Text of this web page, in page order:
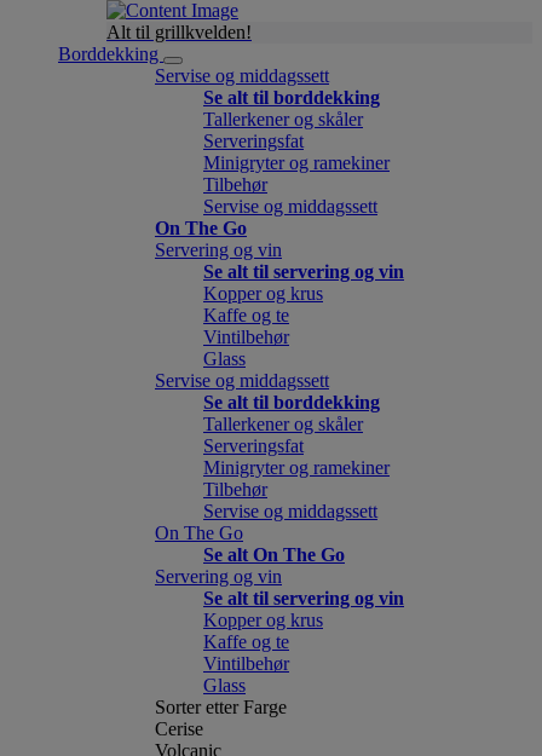
Alt til grillkvelden!
Borddekking
Servise og middagssett
Se alt til borddekking
Tallerkener og skåler
Serveringsfat
Minigryter og ramekiner
Tilbehør
Servise og middagssett
On The Go
Servering og vin
Se alt til servering og vin
Kopper og krus
Kaffe og te
Vintilbehør
Glass
Servise og middagssett
Se alt til borddekking
Tallerkener og skåler
Serveringsfat
Minigryter og ramekiner
Tilbehør
Servise og middagssett
On The Go
Se alt On The Go
Servering og vin
Se alt til servering og vin
Kopper og krus
Kaffe og te
Vintilbehør
Glass
Sorter etter Farge
Cerise
Volcanic